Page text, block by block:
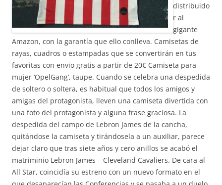
distribuido
r al
gigante
Amazon, con la garantía que ello conlleva. Camisetas de
rayas, cuadros o estampadas que se convertirán en tus
favoritas con envio gratis a partir de 20€ Camiseta para
mujer ‘OpelGang’, taupe. Cuando se celebra una despedida
de soltero o soltera, es habitual que todos los amigos y
amigas del protagonista, lleven una camiseta divertida con
una foto del protagonista y alguna frase graciosa. La
despedida del campo de Lebron James de la cancha,
quitándose la camiseta y tirándosela a un auxiliar, parece
dejar claro que tras siete años y cero anillos se acabó el
matriminio Lebron James – Cleveland Cavaliers. De cara al
All Star, coincidía su estreno con un nuevo formato en el